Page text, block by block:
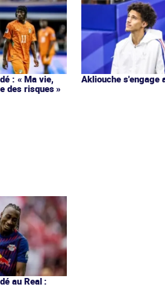
: « Ma vie,
des risques »
Akliouche s'engage
au Real :